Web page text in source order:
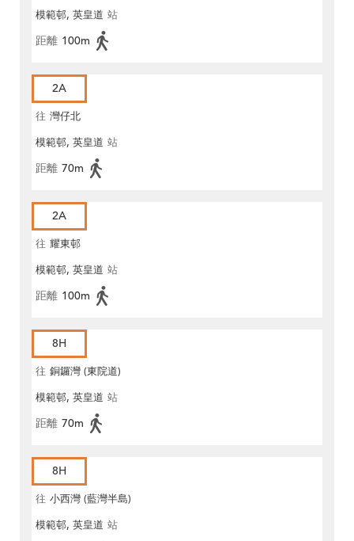
模範邨, 英皇道 站
距離 100m
2A
往 灣仔北
模範邨, 英皇道 站
距離 70m
2A
往 耀東邨
模範邨, 英皇道 站
距離 100m
8H
往 銅鑼灣 (東院道)
模範邨, 英皇道 站
距離 70m
8H
往 小西灣 (藍灣半島)
模範邨, 英皇道 站